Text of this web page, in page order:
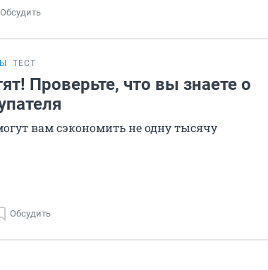
Обсудить
ТЕСТ
Проверьте, что вы знаете о
вам сэкономить не одну тысячу
Обсудить